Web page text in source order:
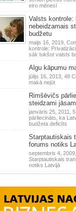
eiro mēnesī
Valsts kontrole:
nebeidzamais
budžetu
maijs 16, 2019,
kontrole:
sāk tukšot valsts
Algu kāpumu
jūlijs 16, 2013, 48
makā nejūt
Rimšēvičs
steidzami
janvāris 25, 2011,
pārliecināts, ka
budžeta deficīts
Starptautiskais
forums notiks
septembris 4, 2009,
Starptautiskais
notiks Latvijā